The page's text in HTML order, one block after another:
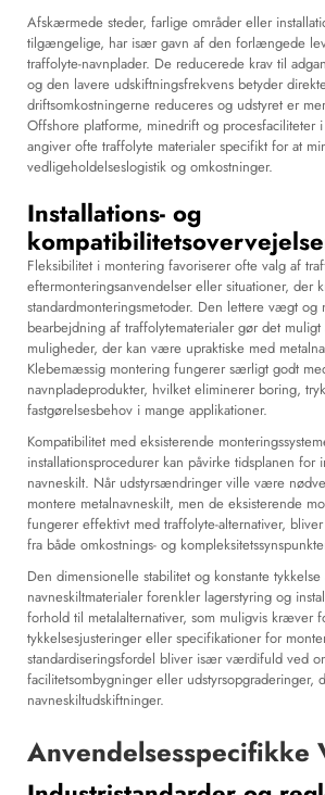
Afskærmede steder, farlige områder eller
tilgængelige, har især gavn af den forlængede
traffolyte-navnplader. De reducerede krav til
og den lavere udskiftningsfrekvens betyder
driftsomkostningerne reduceres og udstyret er
Offshore platforme, minedrift og procesfaciliteter
angiver ofte traffolyte materialer specifikt for at
vedligeholdelseslogistik og omkostninger.
Installations- og
Fleksibilitet i montering favoriserer ofte valg af
eftermonteringsanvendelser eller situationer, der
standardmonteringsmetoder. Den lettere vægt og
bearbejdning af traffolytematerialer gør det
muligheder, der kan være upraktiske med
Klebemæssig montering fungerer særligt godt
navnpladeprodukter, hvilket eliminerer boring,
fastgørelsesbehov i mange applikationer.
Kompatibilitet med eksisterende
installationsprocedurer kan påvirke tidsplanen for
navneskilt. Når udstyrsændringer ville være
montere metalnavneskilt, men de eksisterende
fungerer effektivt med traffolyte-alternativer,
fra både omkostnings- og
Den dimensionelle stabilitet og konstante
navneskiltmaterialer forenkler lagerstyring og
forhold til metalalternativer, som muligvis kræver
tykkelsesjusteringer eller specifikationer for
standardiseringsfordel bliver især værdifuld ved
facilitetsombygninger eller udstyrsopgraderinger,
navneskiltudskiftninger.
Anvendelsesspecifikke